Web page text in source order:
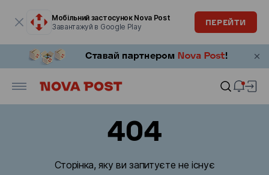
Мобільний застосунок Nova Post
Завантажуй в Google Play
ПЕРЕЙТИ
404
Сторінка, яку ви запитуєте не існує